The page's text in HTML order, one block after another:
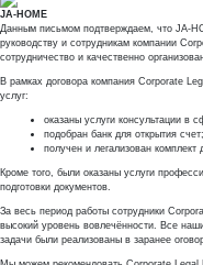
JA-HOME
Данным письмом подтверждаем, что JA-
руководству и сотрудникам компании
сотрудничество и качественно
В рамках договора компания Corporate
услуг:
оказаны услуги консультации в
подобран банк для открытия счет;
получен и легализован комплект
Кроме того, были оказаны услуги
подготовки документов.
За весь период работы сотрудники
высокий уровень вовлечённости. Все
задачи были реализованы в заранее